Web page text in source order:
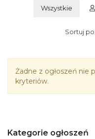
Wszystkie
Sortuj po:
Żadne z ogłoszeń nie
kryteriów.
Kategorie ogłoszeń